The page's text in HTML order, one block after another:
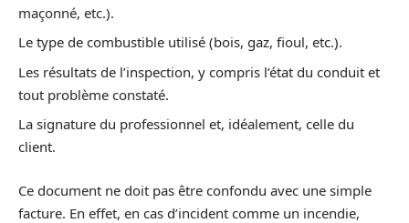
maçonné, etc.).
Le type de combustible utilisé (bois, gaz, fioul, etc.).
Les résultats de l’inspection, y compris l’état du conduit et
tout problème constaté.
La signature du professionnel et, idéalement, celle du
client.
Ce document ne doit pas être confondu avec une simple
facture. En effet, en cas d’incident comme un incendie,